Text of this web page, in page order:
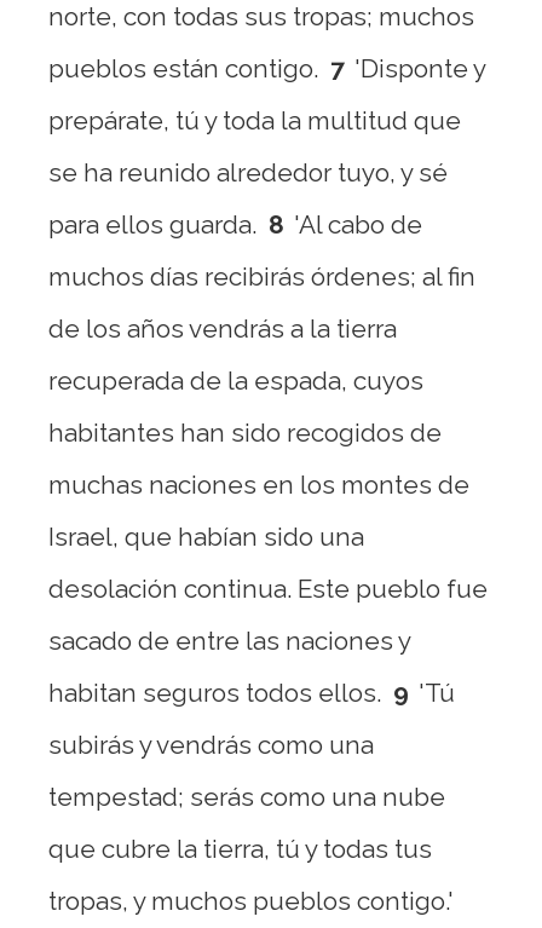
norte, con todas sus tropas; muchos
pueblos están contigo. 7 'Disponte y
prepárate, tú y toda la multitud que
se ha reunido alrededor tuyo, y sé
para ellos guarda. 8 'Al cabo de
muchos días recibirás órdenes; al fin
de los años vendrás a la tierra
recuperada de la espada, cuyos
habitantes han sido recogidos de
muchas naciones en los montes de
Israel, que habían sido una
desolación continua. Este pueblo fue
sacado de entre las naciones y
habitan seguros todos ellos. 9 'Tú
subirás y vendrás como una
tempestad; serás como una nube
que cubre la tierra, tú y todas tus
tropas, y muchos pueblos contigo.'